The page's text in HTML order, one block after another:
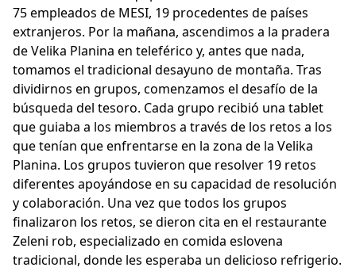
75 empleados de MESI, 19 procedentes de países
extranjeros. Por la mañana, ascendimos a la pradera
de Velika Planina en teleférico y, antes que nada,
tomamos el tradicional desayuno de montaña. Tras
dividirnos en grupos, comenzamos el desafío de la
búsqueda del tesoro. Cada grupo recibió una tablet
que guiaba a los miembros a través de los retos a los
que tenían que enfrentarse en la zona de la Velika
Planina. Los grupos tuvieron que resolver 19 retos
diferentes apoyándose en su capacidad de resolución
y colaboración. Una vez que todos los grupos
finalizaron los retos, se dieron cita en el restaurante
Zeleni rob, especializado en comida eslovena
tradicional, donde les esperaba un delicioso refrigerio.